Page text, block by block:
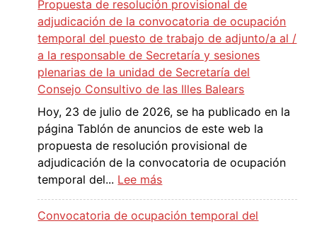
j
u
d
i
c
a
c
i
ó
n
d
e
l
o
p
u
e
s
a
d
e
r
e
s
o
Propuesta de resolución provisional de
adjudicación de la convocatoria de ocupación
temporal del puesto de trabajo de adjunto/a al /
a la responsable de Secretaría y sesiones
plenarias de la unidad de Secretaría del
Consejo Consultivo de las Illes Balears
Hoy, 23 de julio de 2026, se ha publicado en la
página Tablón de anuncios de este web la
propuesta de resolución provisional de
adjudicación de la convocatoria de ocupación
temporal del... Lee más:
r
Convocatoria de ocupación temporal del